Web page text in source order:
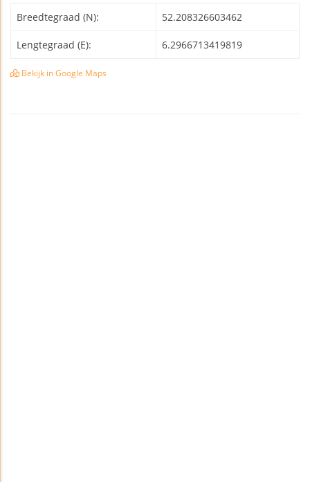
Breedtegraad (N): 52.208326603462
Lengtegraad (E): 6.2966713419819
Bekijk in Google Maps